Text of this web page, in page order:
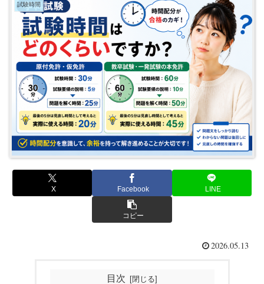
試験時間
X Facebook LINE
コピー
2026.05.13
目次